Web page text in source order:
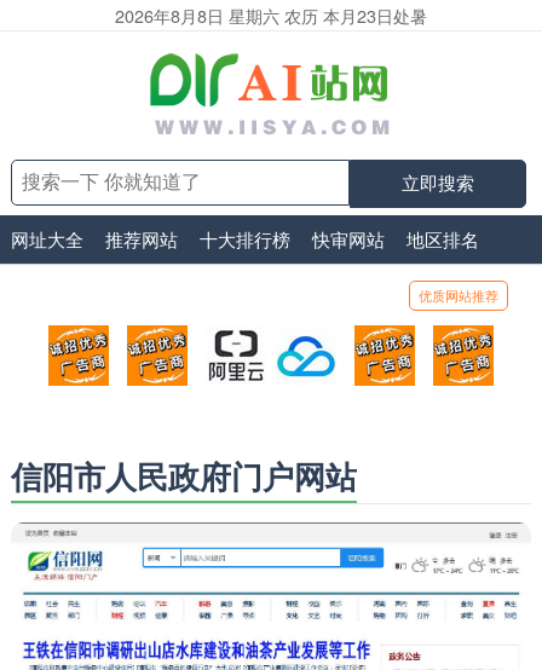
2026年8月8日 星期六 农历 本月23日处暑
立即搜索
网址大全 推荐网站 十大排行榜 快审网站 地区排名
优质网站推荐
顶部广告位1
广告位招商_广告位待售
顶部广告位2
广告位招商_广告位待售
阿里云
打折活动、99元/年
腾讯云
优惠打折，99元/年
顶部广告位5
广告位招商_
信阳市人民政府门户网站